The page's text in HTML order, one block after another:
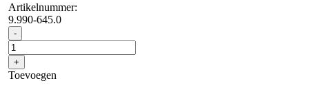
Artikelnummer:
9.990-645.0
- IVR
100/24-
2
Sc
M
+
Toevoegen